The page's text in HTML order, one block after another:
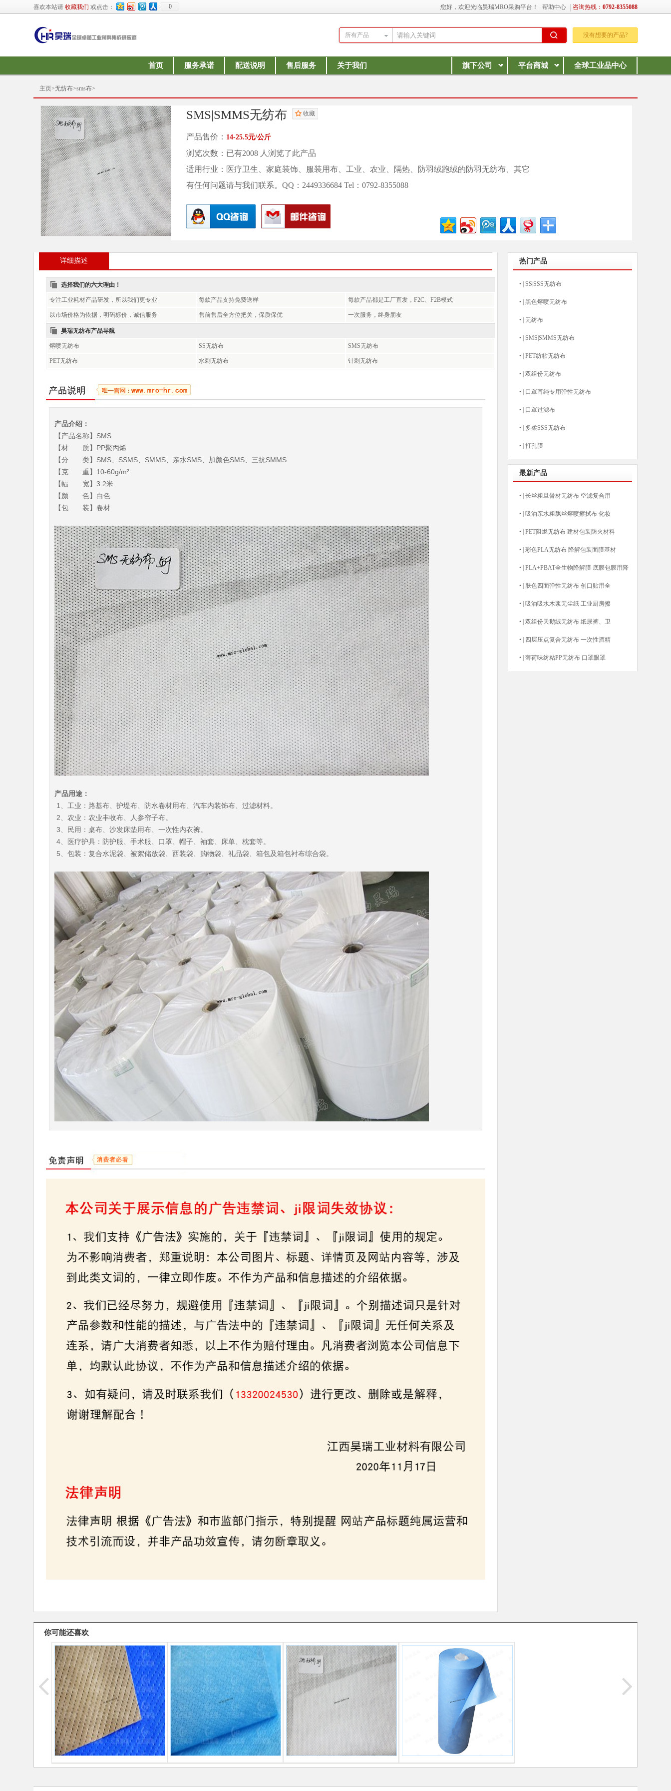
喜欢本站请 收藏我们 或点击： 0 您好，欢迎光临昊瑞MRO采购平台！ 帮助中心 咨询热线： 0792-8355088
所有产品 没有想要的产品?
首页 服务承诺 配送说明 售后服务 关于我们 旗下公司 平台商城 全球工业品中心
主页>无纺布>sms布>
SMS|SMMS无纺布 收藏
产品售价： 14-25.5元/公斤
浏览次数：已有2008 人浏览了此产品
适用行业：医疗卫生、家庭装饰、服装用布、工业、农业、隔热、防羽绒跑绒的防羽无纺布、其它
有任何问题请与我们联系。QQ：2449336684 Tel：0792-8355088
热门产品
• SS|SSS无纺布
• 黑色熔喷无纺布
• 无纺布
• SMS|SMMS无纺布
• PET纺粘无纺布
• 双组份无纺布
• 口罩耳绳专用弹性无纺布
• 口罩过滤布
• 多柔SSS无纺布
• 打孔膜
最新产品
• 长丝粗旦骨材无纺布 空滤复合用
• 吸油亲水粗飘丝熔喷擦拭布 化妆
• PET阻燃无纺布 建材包装防火材料
• 彩色PLA无纺布 降解包装面膜基材
• PLA+PBAT全生物降解膜 底膜包膜用降
• 肤色四面弹性无纺布 创口贴用全
• 吸油吸水木浆无尘纸 工业厨房擦
• 双组份天鹅绒无纺布 纸尿裤、卫
• 四层压点复合无纺布 一次性酒精
• 薄荷味纺粘PP无纺布 口罩眼罩
详细描述
选择我们的六大理由！
专注工业耗材产品研发，所以我们更专业 每款产品支持免费送样 每款产品都是工厂直发，F2C、F2B模式
以市场价格为依据，明码标价，诚信服务 售前售后全方位把关，保质保优 一次服务，终身朋友
昊瑞无纺布产品导航
熔喷无纺布 SS无纺布 SMS无纺布
PET无纺布 水刺无纺布 针刺无纺布
产品介绍：
【产品名称】SMS
【材 质】PP聚丙烯
【分 类】SMS、SSMS、SMMS、亲水SMS、加颜色SMS、三抗SMMS
【克 重】10-60g/m²
【幅 宽】3.2米
【颜 色】白色
【包 装】卷材
产品用途：
1、工业：路基布、护堤布、防水卷材用布、汽车内装饰布、过滤材料。
2、农业：农业丰收布、人参帘子布。
3、民用：桌布、沙发床垫用布、一次性内衣裤。
4、医疗护具：防护服、手术服、口罩、帽子、袖套、床单、枕套等。
5、包装：复合水泥袋、被絮储放袋、西装袋、购物袋、礼品袋、箱包及箱包衬布综合袋。
你可能还喜欢